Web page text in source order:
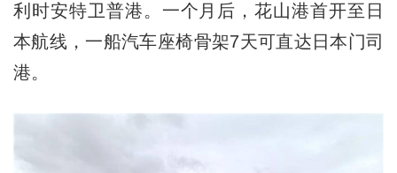
利时安特卫普港。一个月后，花山港首开至日
本航线，一船汽车座椅骨架7天可直达日本门司
港。